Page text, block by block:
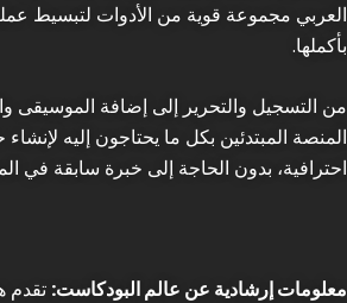
العربي مجموعة قوية من الأدوات لتبسيط
بأكملها.
من التسجيل والتحرير إلى إضافة الموسيقى
المنصة المبتدئين بكل ما يحتاجون إليه
احترافية، بدون الحاجة إلى خبرة سابقة في
معلومات إرشادية عن عالم البودكاست: تقدم